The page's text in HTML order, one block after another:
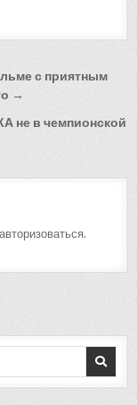
с приятным
→
не в чемпионской
авторизоваться.